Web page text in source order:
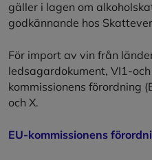
gäller i lagen om
godkännande hos
För import av vin från
ledsagardokument, VI1-
kommissionens förordning
och X.
EU-kommissionens